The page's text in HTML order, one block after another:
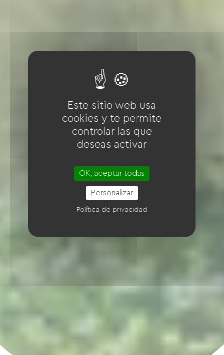
Este sitio web usa
cookies y te permite
controlar las que
deseas activar
OK, aceptar todas
Personalizar
Política de privacidad